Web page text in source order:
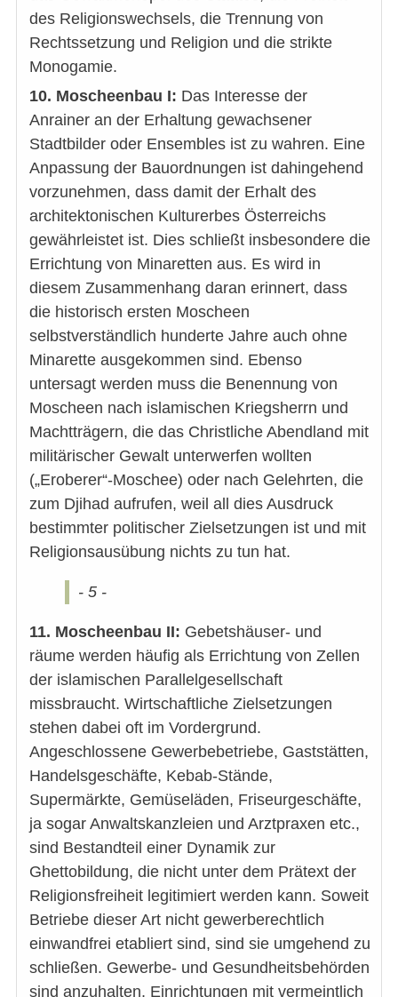
des Religionswechsels, die Trennung von
Rechtssetzung und Religion und die strikte
Monogamie.
10. Moscheenbau I: Das Interesse der
Anrainer an der Erhaltung gewachsener
Stadtbilder oder Ensembles ist zu wahren. Eine
Anpassung der Bauordnungen ist dahingehend
vorzunehmen, dass damit der Erhalt des
architektonischen Kulturerbes Österreichs
gewährleistet ist. Dies schließt insbesondere die
Errichtung von Minaretten aus. Es wird in
diesem Zusammenhang daran erinnert, dass
die historisch ersten Moscheen
selbstverständlich hunderte Jahre auch ohne
Minarette ausgekommen sind. Ebenso
untersagt werden muss die Benennung von
Moscheen nach islamischen Kriegsherrn und
Machtträgern, die das Christliche Abendland mit
militärischer Gewalt unterwerfen wollten
(„Eroberer“-Moschee) oder nach Gelehrten, die
zum Djihad aufrufen, weil all dies Ausdruck
bestimmter politischer Zielsetzungen ist und mit
Religionsausübung nichts zu tun hat.
- 5 -
11. Moscheenbau II: Gebetshäuser- und
räume werden häufig als Errichtung von Zellen
der islamischen Parallelgesellschaft
missbraucht. Wirtschaftliche Zielsetzungen
stehen dabei oft im Vordergrund.
Angeschlossene Gewerbebetriebe, Gaststätten,
Handelsgeschäfte, Kebab-Stände,
Supermärkte, Gemüseläden, Friseurgeschäfte,
ja sogar Anwaltskanzleien und Arztpraxen etc.,
sind Bestandteil einer Dynamik zur
Ghettobildung, die nicht unter dem Prätext der
Religionsfreiheit legitimiert werden kann. Soweit
Betriebe dieser Art nicht gewerberechtlich
einwandfrei etabliert sind, sind sie umgehend zu
schließen. Gewerbe- und Gesundheitsbehörden
sind anzuhalten, Einrichtungen mit vermeintlich